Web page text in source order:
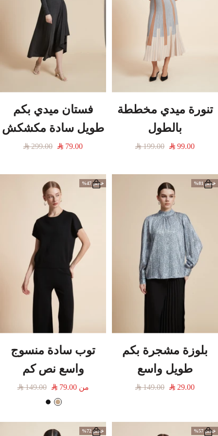
تنورة ميدي مخططة
بالطول
السعر
99.00
السعر
199.00
فستان ميدي بكم
طويل سادة مكشكش
السعر
79.00
السعر
299.00
خصم 81%
بلوزة مشجرة بكم
طويل واسع
السعر
29.00
السعر
149.00
خصم 47%
توب سادة منسوج
واسع نص كم
السعر
من79.00
السعر
العادي
149.00
ب
ج
أ
و
خصم 57% خصم 72%